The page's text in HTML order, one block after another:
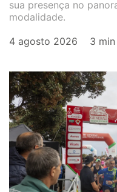
sua presença no
modalidade.
4 agosto 2026
3 min